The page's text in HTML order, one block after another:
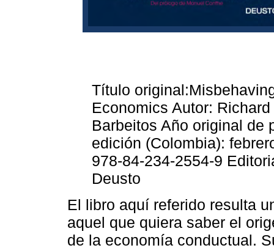
Título
Economics Autor:
Barbeitos Año original de
edición (Colombia):
978-84-234-2554-9
Deusto
El libro aquí referido resulta
aquel que quiera saber el
de la economía conductual.